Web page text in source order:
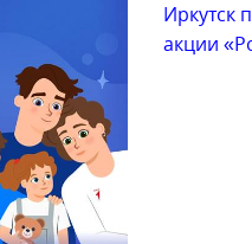
Иркутск
акции